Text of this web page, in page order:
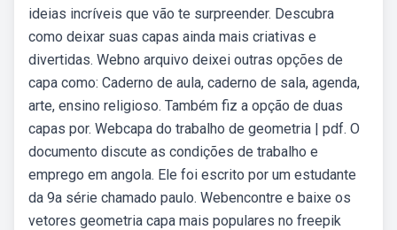
ideias incríveis que vão te surpreender. Descubra
como deixar suas capas ainda mais criativas e
divertidas. Webno arquivo deixei outras opções de
capa como: Caderno de aula, caderno de sala, agenda,
arte, ensino religioso. Também fiz a opção de duas
capas por. Webcapa do trabalho de geometria | pdf. O
documento discute as condições de trabalho e
emprego em angola. Ele foi escrito por um estudante
da 9a série chamado paulo. Webencontre e baixe os
vetores geometria capa mais populares no freepik